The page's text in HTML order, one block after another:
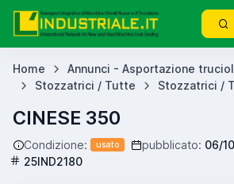
Home Annunci - Asportazione
Stozzatrici / Tutte
Stozzatrici /
CINESE 350
Condizione: usato pubblicato: 06/
25IND2180